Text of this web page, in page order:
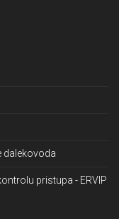
dalekovoda
pristupa - ERVIP